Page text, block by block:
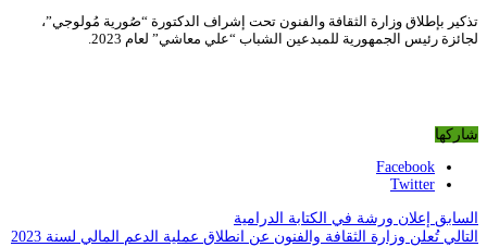
تذكير بإطلاق وزارة الثقافة والفنون تحت إشراف الدكتورة “صُورية مُولوجي”،
لجائزة رئيس الجمهورية للمبدعين الشباب “علي معاشي” لعام 2023.
شاركها
Facebook
Twitter
السابق إعلان ورشة في الكتابة الدرامية
التالي تُعلن وزارة الثقافة والفنون عن انطلاق عملية الدعم المالي لسنة 2023